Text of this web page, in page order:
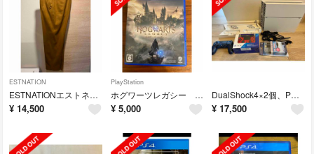
ESTNATION
ESTNATIONエストネーション パンツ
¥ 14,500
PlayStation
ホグワーツレガシー ps5
¥ 5,000
DualShock4×2個、PS4 本体 500GB Glacier White
¥ 17,500